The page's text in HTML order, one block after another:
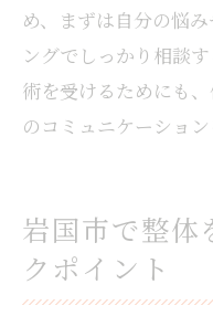
め、まずは自分の悩
ングでしっかり相談
術を受けるためにも
のコミュニケーション
岩国市で整体
クポイント